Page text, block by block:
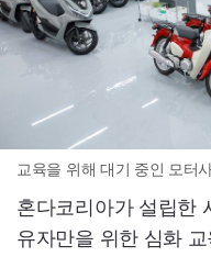
교육을 위해 대기 중인 모터
혼다코리아가 설립한
유자만을 위한 심화